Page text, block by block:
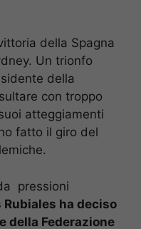
della Spagna
Un trionfo
della
con troppo
atteggiamenti
fatto il giro del
pressioni
Rubiales ha deciso
della Federazione